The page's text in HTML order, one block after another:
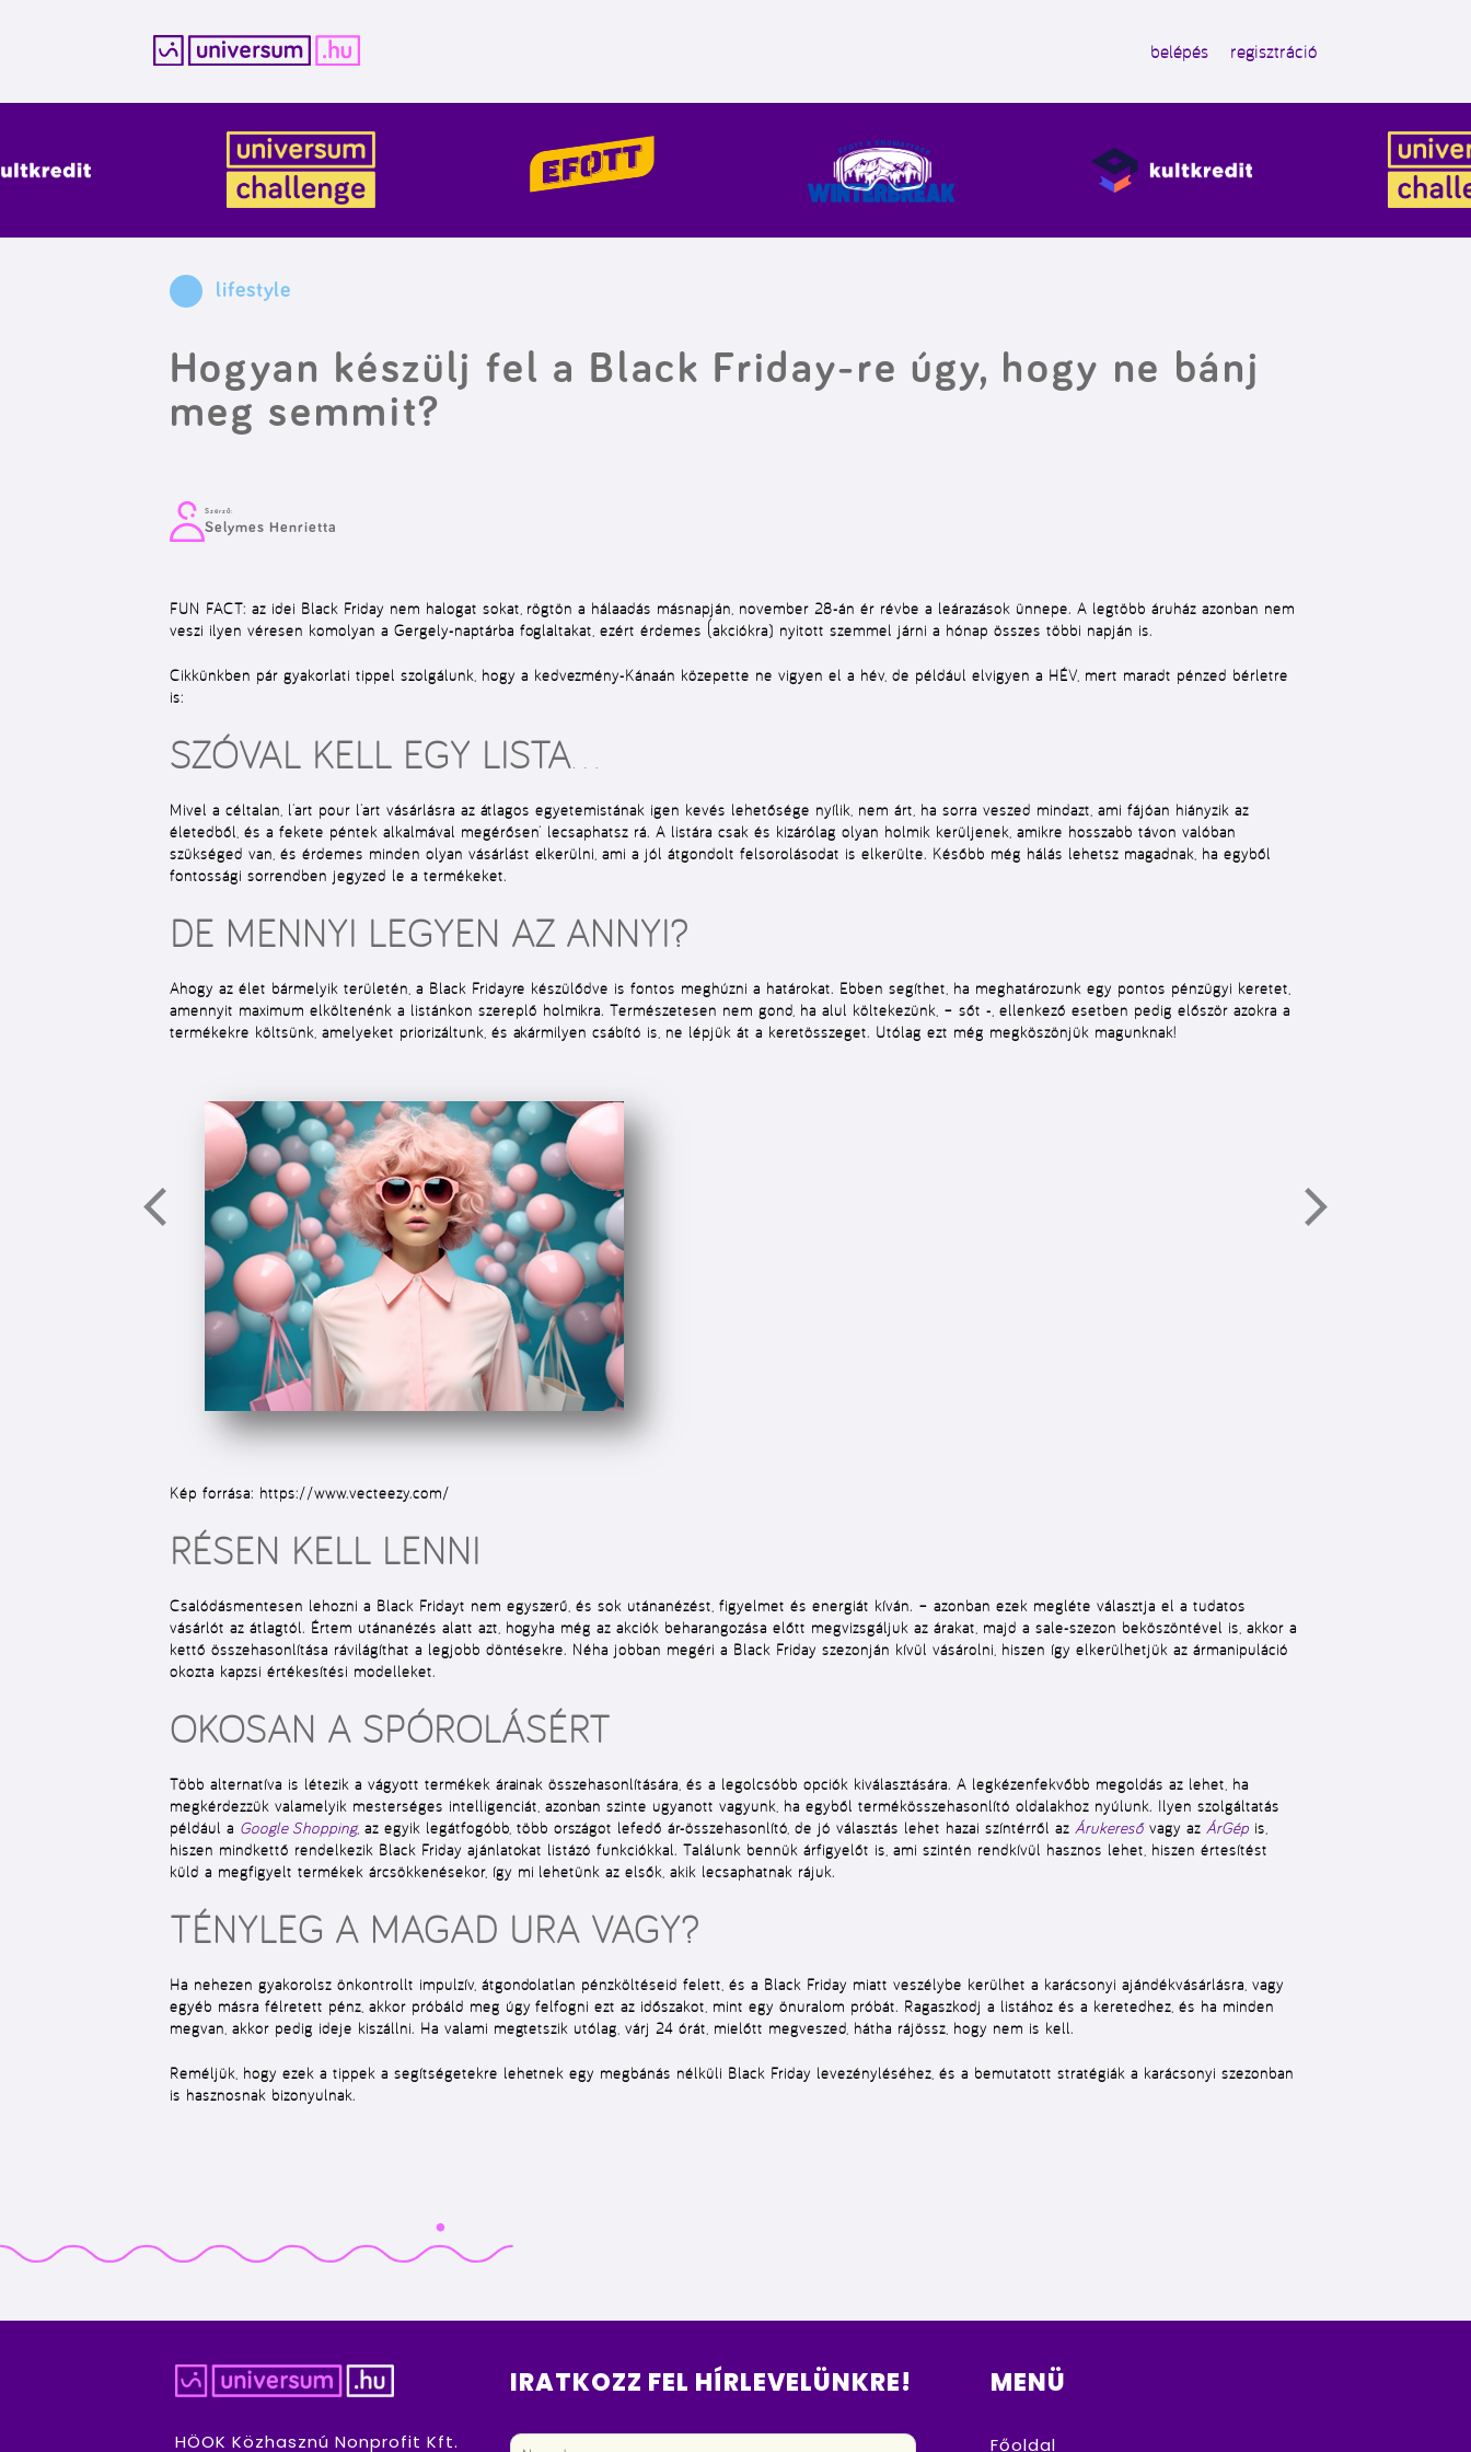
belépés regisztráció
lifestyle
Hogyan készülj fel a Black Friday-re úgy, hogy ne bánj
meg semmit?
Szerző:
Selymes Henrietta
FUN FACT: az idei Black Friday nem halogat sokat, rögtön a hálaadás másnapján, november 28-án ér révbe a leárazások ünnepe. A legtöbb áruház azonban nem
veszi ilyen véresen komolyan a Gergely-naptárba foglaltakat, ezért érdemes (akciókra) nyitott szemmel járni a hónap összes többi napján is.
Cikkünkben pár gyakorlati tippel szolgálunk, hogy a kedvezmény-Kánaán közepette ne vigyen el a hév, de például elvigyen a HÉV, mert maradt pénzed bérletre
is:
SZÓVAL KELL EGY LISTA…
Mivel a céltalan, l’art pour l’art vásárlásra az átlagos egyetemistának igen kevés lehetősége nyílik, nem árt, ha sorra veszed mindazt, ami fájóan hiányzik az
életedből, és a fekete péntek alkalmával megérősen’ lecsaphatsz rá. A listára csak és kizárólag olyan holmik kerüljenek, amikre hosszabb távon valóban
szükséged van, és érdemes minden olyan vásárlást elkerülni, ami a jól átgondolt felsorolásodat is elkerülte. Később még hálás lehetsz magadnak, ha egyből
fontossági sorrendben jegyzed le a termékeket.
DE MENNYI LEGYEN AZ ANNYI?
Ahogy az élet bármelyik területén, a Black Fridayre készülődve is fontos meghúzni a határokat. Ebben segíthet, ha meghatározunk egy pontos pénzügyi keretet
amennyit maximum elköltenénk a listánkon szereplő holmikra. Természetesen nem gond, ha alul költekezünk, – sőt -, ellenkező esetben pedig először azokra a
termékekre költsünk, amelyeket priorizáltunk, és akármilyen csábító is, ne lépjük át a keretösszeget. Utólag ezt még megköszönjük magunknak!
Kép forrása: https://www.vecteezy.com/
RÉSEN KELL LENNI
Csalódásmentesen lehozni a Black Fridayt nem egyszerű, és sok utánanézést, figyelmet és energiát kíván. – azonban ezek megléte választja el atudatos
vásárlót az átlagtól. Értem utánanézés alatt azt, hogyha még az akciók beharangozása előtt megvizsgáljuk az árakat, majd a sale-szezon beköszöntével is, akkor a
kettő összehasonlítása rávilágíthat a legjobb döntésekre. Néha jobban megéri a Black Friday szezonján kívül vásárolni, hiszen így elkerülhetjük az ármanipuláció
okozta kapzsi értékesítési modelleket.
OKOSAN A SPÓROLÁSÉRT
Több alternatíva is létezik a vágyott termékek árainak összehasonlítására, és a legolcsóbb opciók kiválasztására. A legkézenfekvőbb megoldás az lehet, ha
megkérdezzük valamelyik mesterséges intelligenciát , azonban szinte ugyanott vagyunk, ha egybőltermékösszehasonlító oldalakhoz nyúlunk. Ilyen szolgáltatás
például a Google Shopping, az egyik legátfogóbb, több országot lefedő ár-összehasonlító, de jó választás lehet hazai színtérről az Árukeresővagy az ÁrGép is,
hiszen mindkettő rendelkezik Black Friday ajánlatokat listázó funkciókkal. Találunk bennükárfigyelőt is, ami szintén rendkívül hasznos lehet, hiszen értesítést
küld a megfigyelt termékek árcsökkenésekor, így mi lehetünk az elsők, akik lecsaphatnak rájuk.
TÉNYLEG A MAGAD URA VAGY?
Ha nehezen gyakorolsz önkontrollt impulzív, átgondolatlan pénzköltéseid felett, és a Black Friday miatt veszélybe kerülhet a karácsonyi ajándékvásárlásra, vagy
egyéb másra félretett pénz, akkor próbáld meg úgy felfogni ezt az időszakot, mint egy önuralom próbát. Ragaszkodj a listához és a keretedhez, és ha minden
megvan, akkor pedig ideje kiszállni. Ha valami megtetszik utólag,várj 24 órát , mielőtt megveszed, hátha rájössz, hogy nem is kell.
Reméljük, hogy ezek a tippek a segítségetekre lehetnek egy megbánás nélküli Black Friday levezényléséhez, és a bemutatott stratégiák a karácsonyi szezonban
is hasznosnak bizonyulnak.
HÖOK Közhasznú Nonprofit Kft.
IRATKOZZ FEL HÍRLEVELÜNKRE! MENÜ
Főoldal